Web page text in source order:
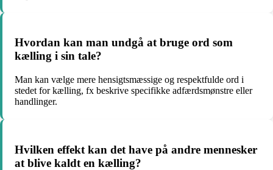
Hvordan kan man undgå at bruge ord som
kælling i sin tale?
Man kan vælge mere hensigtsmæssige og respektfulde ord i
stedet for kælling, fx beskrive specifikke adfærdsmønstre eller
handlinger.
Hvilken effekt kan det have på andre mennesker
at blive kaldt en kælling?